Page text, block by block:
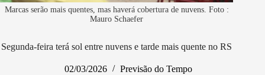
Marcas serão mais quentes, mas haverá cobertura de nuvens. Foto :
Mauro Schaefer
Segunda-feira terá sol entre nuvens e tarde mais quente no RS
02/03/2026 Previsão do Tempo